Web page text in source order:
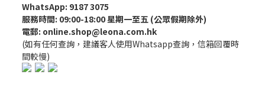
WhatsApp: 9187 3075
服務時間: 09:00-18:00 星期一至五 (公眾假期除外)
電郵: online.shop@leona.com.hk
(如有任何查詢，建議客人使用Whatsapp查詢，信箱回覆時
間較慢)